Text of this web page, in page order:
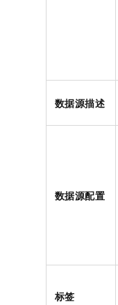
数据源描述
数据源配置
标签